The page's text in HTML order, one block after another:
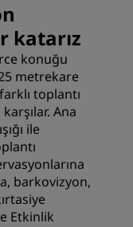
katarız
konuğu
metrekare
toplantı
Ana
ile
barkovizyon,
Etkinlik